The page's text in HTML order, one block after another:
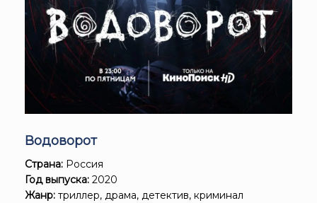
Водоворот
Страна: Россия
Год выпуска: 2020
Жанр: триллер, драма, детектив, криминал